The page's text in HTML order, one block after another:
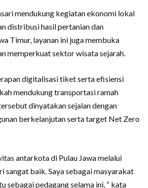
mendukung kegiatan ekonomi lokal
distribusi hasil pertanian dan
Timur, layanan ini juga membuka
memperkuat sektor wisata sejarah.
digitalisasi tiket serta efisiensi
mendukung transportasi ramah
dinyatakan sejalan dengan
berkelanjutan serta target Net Zero
antarkota di Pulau Jawa melalui
sangat baik. Saya sebagai masyarakat
sebagai pedagang selama ini, “ kata